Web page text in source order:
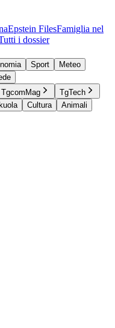
Epstein FilesFamiglia nel
i dossier
Sport
Meteo
TgcomMag
TgTech
Cultura
Animali